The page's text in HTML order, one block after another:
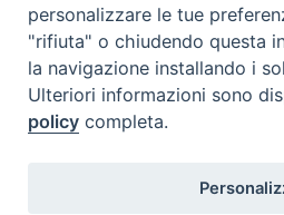
personalizzare le tue
"rifiuta" o chiudendo questa
la navigazione installando i
Ulteriori informazioni sono
policy completa.